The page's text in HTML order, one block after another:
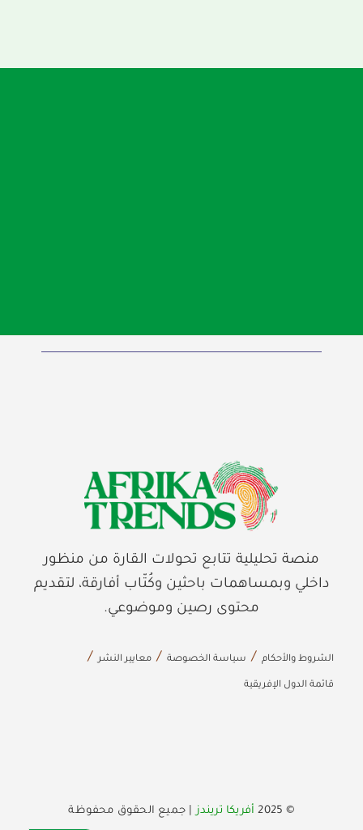
منصة تحليلية تتابع تحولات القارة من منظور
داخلي وبمساهمات باحثين وكُتّاب أفارقة، لتقديم
محتوى رصين وموضوعي.
الشروط والأحكام سياسة الخصوصة معايير النشر
قائمة الدول الإفريقية
© 2025 أفريكا تريندز | جميع الحقوق محفوظة